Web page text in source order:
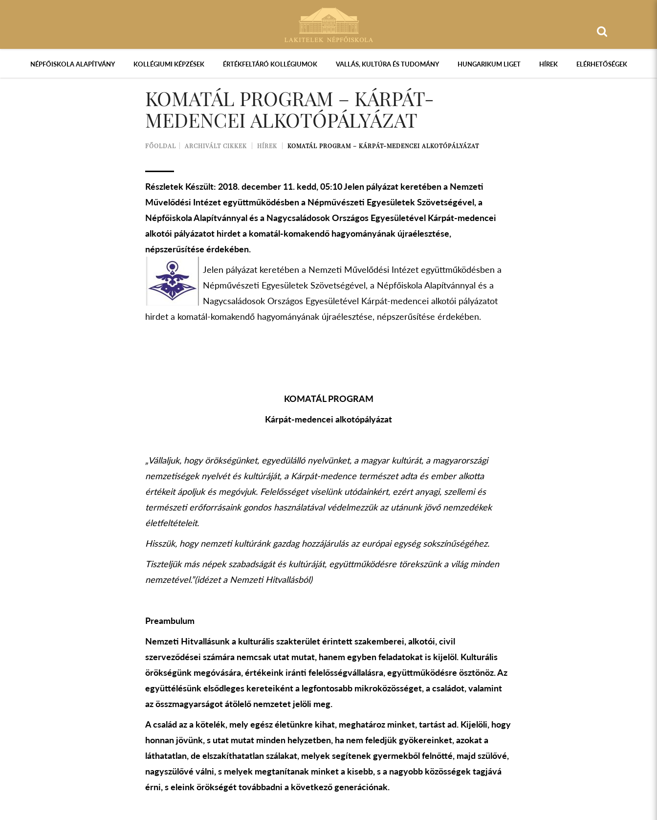
NÉPFŐISKOLA ALAPÍTVÁNY KOLLÉGIUMI KÉPZÉSEK ÉRTÉKFELTÁRÓ KOLLÉGIUMOK VALLÁS, KULTÚRA ÉS TUDOMÁNY HUNGARIKUM LIGET HÍREK ELÉRHETŐSÉGEK
KOMATÁL PROGRAM – KÁRPÁT-
MEDENCEI ALKOTÓPÁLYÁZAT
FŐOLDAL ARCHIVÁLT CIKKEK HÍREK KOMATÁL PROGRAM – KÁRPÁT-MEDENCEI ALKOTÓPÁLYÁZAT
Részletek Készült: 2018. december 11. kedd, 05:10 Jelen pályázat keretében a Nemzeti
Művelődési Intézet együttműködésben a Népművészeti Egyesületek Szövetségével, a
Népfőiskola Alapítvánnyal és a Nagycsaládosok Országos Egyesületével Kárpát-medencei
alkotói pályázatot hirdet a komatál-komakendő hagyományának újraélesztése,
népszerűsítése érdekében.
Jelen pályázat keretében a Nemzeti Művelődési Intézet együttműködésben a
Népművészeti Egyesületek Szövetségével, a Népfőiskola Alapítvánnyal és a
Nagycsaládosok Országos Egyesületével Kárpát-medencei alkotói pályázatot
hirdet a komatál-komakendő hagyományának újraélesztése, népszerűsítése érdekében.
KOMATÁL PROGRAM
Kárpát-medencei alkotópályázat
„Vállaljuk, hogy örökségünket, egyedülálló nyelvünket, a magyar kultúrát, a magyarországi
nemzetiségek nyelvét és kultúráját, a Kárpát-medence természet adta és ember alkotta
értékeit ápoljuk és megóvjuk. Felelősséget viselünk utódainkért, ezért anyagi, szellemi és
természeti erőforrásaink gondos használatával védelmezzük az utánunk jövő nemzedékek
életfeltételeit.
Hisszük, hogy nemzeti kultúránk gazdag hozzájárulás az európai egység sokszínűségéhez.
Tiszteljük más népek szabadságát és kultúráját, együttműködésre törekszünk a világ minden
nemzetével.”(idézet a Nemzeti Hitvallásból)
Preambulum
Nemzeti Hitvallásunk a kulturális szakterület érintett szakemberei, alkotói, civil
szerveződései számára nemcsak utat mutat, hanem egyben feladatokat is kijelöl. Kulturális
örökségünk megóvására, értékeink iránti felelősségvállalásra, együttműködésre ösztönöz. Az
együttélésünk elsődleges kereteiként a legfontosabb mikroközösséget, a családot, valamint
az összmagyarságot átölelő nemzetet jelöli meg.
A család az a kötelék, mely egész életünkre kihat, meghatároz minket, tartást ad. Kijelöli, hogy
honnan jövünk, s utat mutat minden helyzetben, ha nem feledjük gyökereinket, azokat a
láthatatlan, de elszakíthatatlan szálakat, melyek segítenek gyermekből felnőtté, majd szülővé,
nagyszülővé válni, s melyek megtanítanak minket a kisebb, s a nagyobb közösségek tagjává
érni, s eleink örökségét továbbadni a következő generációnak.